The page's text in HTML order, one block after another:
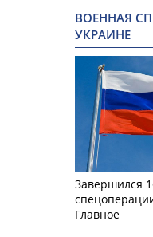
ВОЕННАЯ
УКРАИНЕ
Завершился
Главное